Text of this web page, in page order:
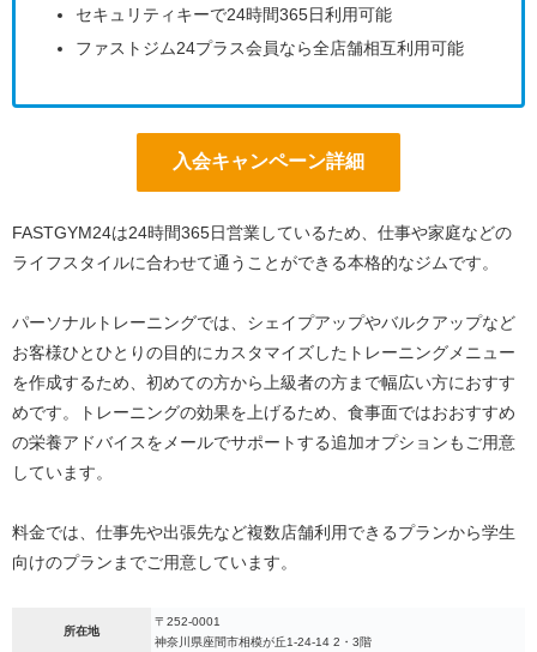
セキュリティキーで24時間365日利用可能
ファストジム24プラス会員なら全店舗相互利用可能
入会キャンペーン詳細
FASTGYM24は24時間365日営業しているため、仕事や家庭などの
ライフスタイルに合わせて通うことができる本格的なジムです。
パーソナルトレーニングでは、シェイプアップやバルクアップなど
お客様ひとひとりの目的にカスタマイズしたトレーニングメニュー
を作成するため、初めての方から上級者の方まで幅広い方におすす
めです。トレーニングの効果を上げるため、食事面ではおおすすめ
の栄養アドバイスをメールでサポートする追加オプションもご用意
しています。
料金では、仕事先や出張先など複数店舗利用できるプランから学生
向けのプランまでご用意しています。
所在地
〒252-0001
神奈川県座間市相模が丘1-24-14 2・3階